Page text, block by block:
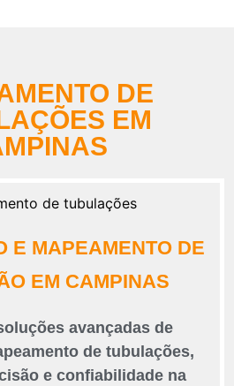
DE
EM
E MAPEAMENTO DE
EM CAMPINAS
avançadas de
de tubulações,
e confiabilidade na